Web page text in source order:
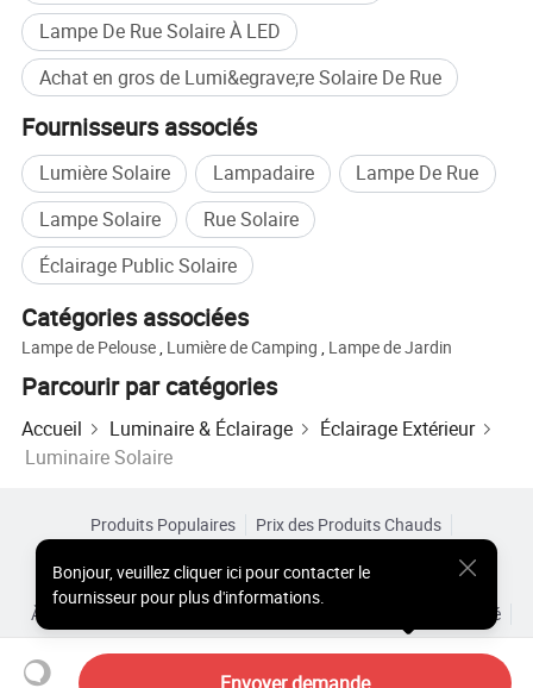
Lampe De Rue Solaire À LED
Achat en gros de Lumi&egrave;re Solaire De Rue
Fournisseurs associés
Lumière Solaire Lampadaire
Lampe De Rue
Lampe Solaire
Rue Solaire
Éclairage Public Solaire
Catégories associées
Lampe de Pelouse, Lumière de Camping , Lampe de Jardin
Parcourir par catégories
Accueil Luminaire & Éclairage
Éclairage Extérieur
Luminaire Solaire
Envoyer demande
Bonjour,veuillez cliquer ici pour contacter le
fournisseur pour plus d'informations.
Produits Populaires
Prix des Produits Chauds
Site PC
Aperçus
À Propos de
Accord d’Utilisateur
Politique de Confidentialité
Contact
Copyright © 2026 Focus Technology Co., Ltd. All Rights Reserved